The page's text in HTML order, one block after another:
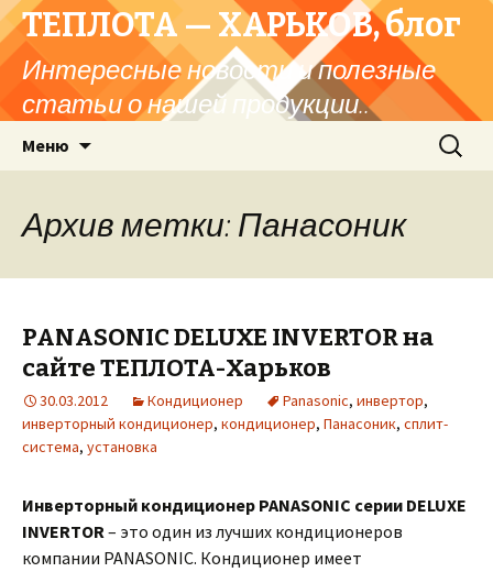
ТЕПЛОТА — ХАРЬКОВ, блог
Интересные новости и полезные
статьи о нашей продукции..
Меню Найти:
Архив метки: Панасоник
PANASONIC DELUXE INVERTOR на
сайте ТЕПЛОТА-Харьков
30.03.2012 Кондиционер Panasonic, инвертор,
инверторный кондиционер, кондиционер, Панасоник, сплит-
система, установка
Инверторный кондиционер PANASONIC серии DELUXE
INVERTOR– это один из лучших кондиционеров
компании PANASONIC. Кондиционер имеет